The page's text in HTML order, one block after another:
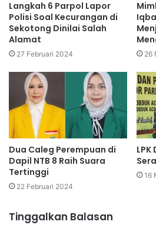
Langkah 6 Parpol Lapor
Polisi Soal Kecurangan di
Sekotong Dinilai Salah
Alamat
27 Februari 2024 26
Dua Caleg Perempuan di
Dapil NTB 8 Raih Suara
Tertinggi
22 Februari 2024
16
Tinggalkan Balasan